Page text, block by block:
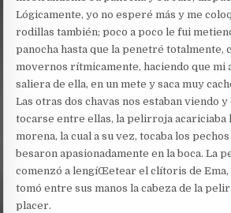
Lógicamente, yo no esperé más y me
rodillas también; poco a poco le fui
panocha hasta que la penetré totalmente,
movernos rítmicamente, haciendo que mi
saliera de ella, en un mete y saca muy
Las otras dos chavas nos estaban viendo
tocarse entre ellas, la pelirroja acariciaba
morena, la cual a su vez, tocaba los
besaron apasionadamente en la boca. La
comenzó a lengíŒetear el clítoris de
tomó entre sus manos la cabeza de la
placer.